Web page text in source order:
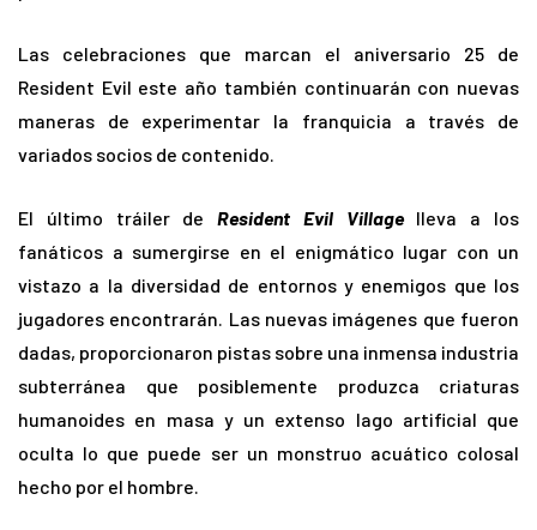
Las celebraciones que marcan el aniversario 25 de
Resident Evil este año también continuarán con nuevas
maneras de experimentar la franquicia a través de
variados socios de contenido.
El último tráiler deResident Evil Villagelleva a los
fanáticos a sumergirse en el enigmático lugar con un
vistazo a la diversidad de entornos y enemigos que los
jugadores encontrarán. Las nuevas imágenes que fueron
dadas, proporcionaron pistas sobre una inmensa industria
subterránea que posiblemente produzca criaturas
humanoides en masa y un extenso lago artificial que
oculta lo que puede ser un monstruo acuático colosal
hecho por el hombre.